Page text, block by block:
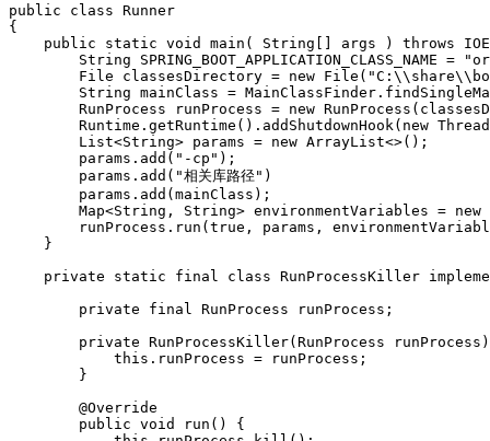
public
class Runner
{
public
static void main ( String args ) throws
String
SPRING_BOOT_APPLICATION_CLASS_NAME =
File
classesDirectory = new File ( "C: \\ share\\
String mainClass = MainClassFinder .
RunProcess
runProcess = new RunProcess (
Runtime . getRuntime () . addShutdownHook ( new Thread
List<String> params = new ArrayList<>();
params . add ( "-cp" );
params . add ( "相关库路径" )
params . add ( mainClass );
Map<String , String> environmentVariables = new
runProcess . run ( true , params ,
}
private
static final class RunProcessKiller
private
final RunProcess runProcess ;
private RunProcessKiller( RunProcess runProcess )
this . runProcess = runProcess ;
}
@Override
public void run ()
{